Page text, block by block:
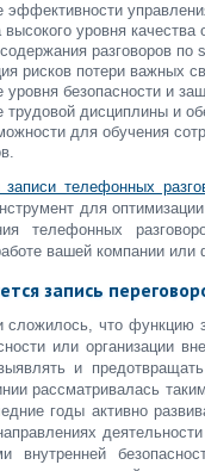
уровня качества
разговоров
рисков потери важных
безопасности и
дисциплины и
для обучения
телефонных
для
телефонных
вашей компании или
запись
сложилось, что функцию
или организации
и
рассматривалась
годы активно
внутренней